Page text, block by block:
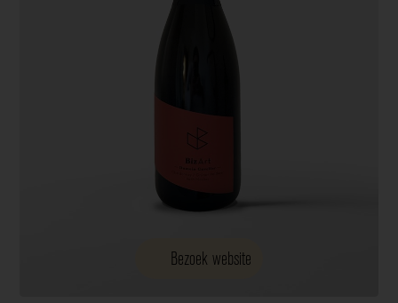
Bezoek website